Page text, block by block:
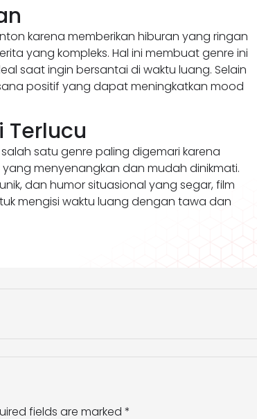
karena memberikan hiburan yang ringan
yang kompleks. Hal ini membuat genre ini
saat ingin bersantai di waktu luang. Selain
positif yang dapat meningkatkan mood
Terlucu
satu genre paling digemari karena
menyenangkan dan mudah dinikmati.
dan humor situasional yang segar, film
mengisi waktu luang dengan tawa dan
fields are marked *